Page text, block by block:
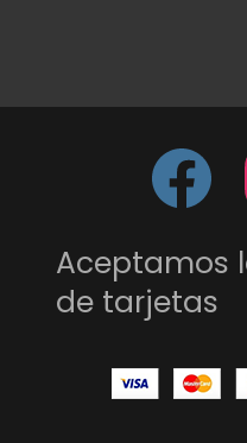
Aceptamos
de tarjetas